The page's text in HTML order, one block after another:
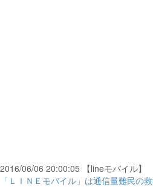
2016/06/06 20:00:05 【lineモバイル】
「ＬＩＮＥモバイル」は通信量難民の